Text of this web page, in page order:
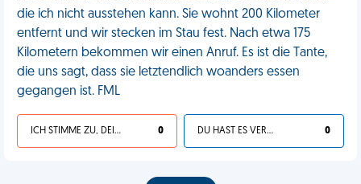
die ich nicht ausstehen kann. Sie wohnt 200 Kilometer
entfernt und wir stecken im Stau fest. Nach etwa 175
Kilometern bekommen wir einen Anruf. Es ist die Tante,
die uns sagt, dass sie letztendlich woanders essen
gegangen ist. FML
ICH STIMME ZU, DEIN LEBEN IST SCHEISSE 0 DU HAST ES VERDIENT 0